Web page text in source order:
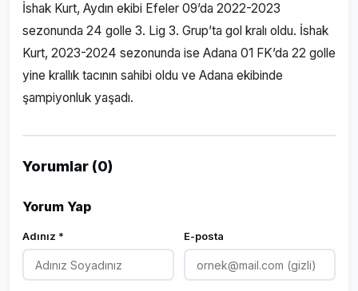
İshak Kurt, Aydın ekibi Efeler 09’da 2022-2023
sezonunda 24 golle 3. Lig 3. Grup’ta gol kralı oldu. İshak
Kurt, 2023-2024 sezonunda ise Adana 01 FK’da 22 golle
yine krallık tacının sahibi oldu ve Adana ekibinde
şampiyonluk yaşadı.
Yorumlar (0)
Yorum Yap
Adınız * E-posta